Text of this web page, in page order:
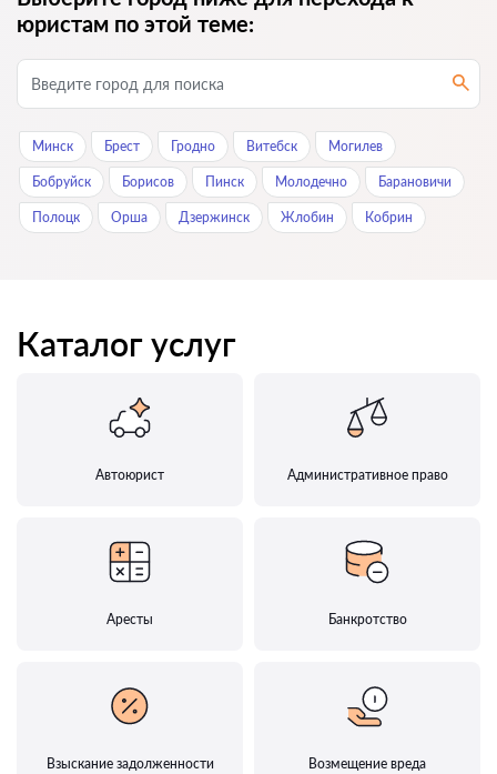
юристам по этой теме:
Минск Брест Гродно Витебск Могилев
Бобруйск Борисов Пинск Молодечно Барановичи
Полоцк Орша Дзержинск Жлобин Кобрин
Каталог услуг
Автоюрист Административное право
Аресты Банкротство
Взыскание задолженности Возмещение вреда